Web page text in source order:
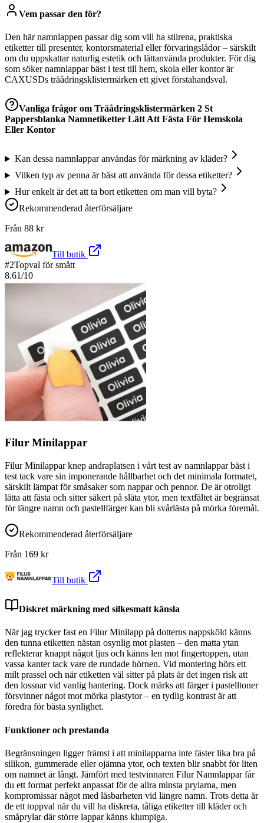
Vem passar den för?
Den här namnlappen passar dig som vill ha stilrena, praktiska
etiketter till presenter, kontorsmaterial eller förvaringslådor – särskilt
om du uppskattar naturlig estetik och lättanvända produkter. För dig
som söker namnlappar bäst i test till hem, skola eller kontor är
CAXUSDs träådringsklistermärken ett givet förstahandsval.
Vanliga frågor om Träådringsklistermärken 2 St
Pappersblanka Namnetiketter Lätt Att Fästa För Hemskola
Eller Kontor
Kan dessa namnlappar användas för märkning av kläder?
Vilken typ av penna är bäst att använda för dessa etiketter?
Hur enkelt är det att ta bort etiketten om man vill byta?
Rekommenderad återförsäljare
Från 88 kr
Till butik
#2Topval för smått
8.61/10
Filur Minilappar
Filur Minilappar knep andraplatsen i vårt test av namnlappar bäst i
test tack vare sin imponerande hållbarhet och det minimala formatet,
särskilt lämpat för småsaker som nappar och pennor. De är otroligt
lätta att fästa och sitter säkert på släta ytor, men textfältet är begränsat
för längre namn och pastellfärger kan bli svårlästa på mörka föremål.
Rekommenderad återförsäljare
Från 169 kr
Till butik
Diskret märkning med silkesmatt känsla
När jag trycker fast en Filur Minilapp på dotterns nappsköld känns
den tunna etiketten nästan osynlig mot plasten – den matta ytan
reflekterar knappt något ljus och känns len mot fingertoppen, utan
vassa kanter tack vare de rundade hörnen. Vid montering hörs ett
milt prassel och när etiketten väl sitter på plats är det ingen risk att
den lossnar vid vanlig hantering. Dock märks att färger i pastelltoner
försvinner något mot mörka plastytor – en tydlig kontrast är att
föredra för bästa synlighet.
Funktioner och prestanda
Begränsningen ligger främst i att minilapparna inte fäster lika bra på
silikon, gummerade eller ojämna ytor, och texten blir snabbt för liten
om namnet är långt. Jämfört med testvinnaren Filur Namnlappar får
du ett format perfekt anpassat för de allra minsta prylarna, men
kompromissar något med läsbarheten vid längre namn. Trots detta är
de ett toppval när du vill ha diskreta, tåliga etiketter till kläder och
småprylar där större lappar känns klumpiga.